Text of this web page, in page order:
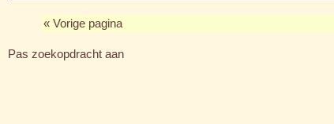
« Vorige pagina
Pas zoekopdracht aan